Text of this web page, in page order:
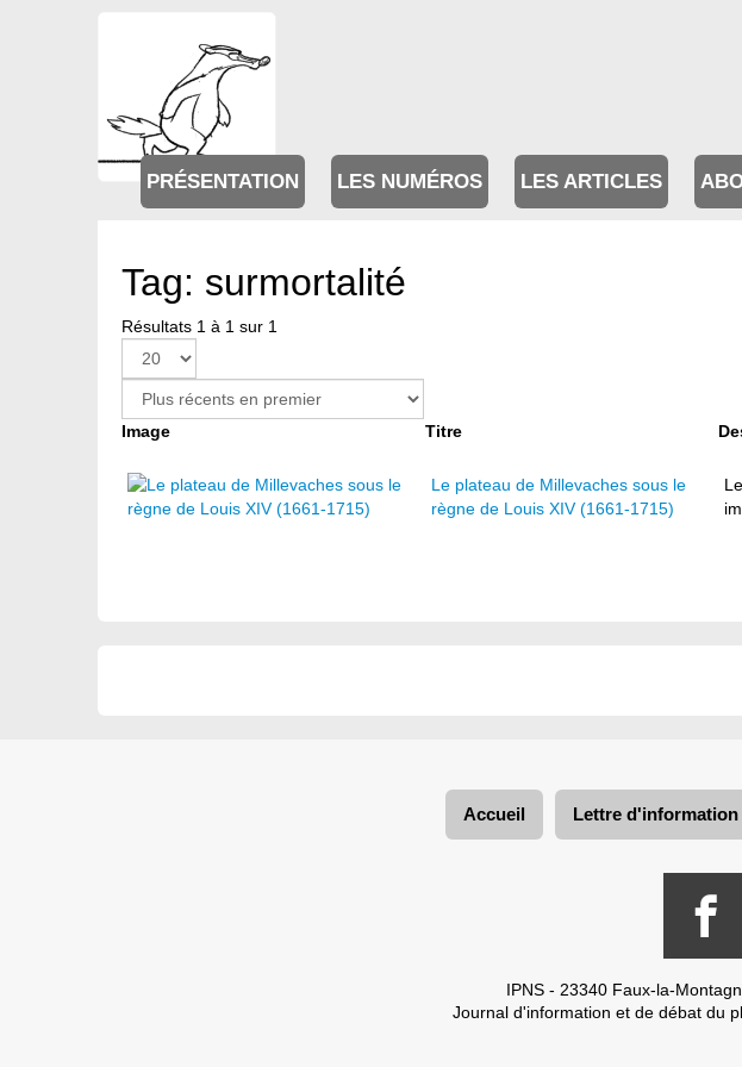
PRÉSENTATION LES NUMÉROS LES ARTICLES
Tag: surmortalité
Résultats 1 à 1 sur 1
Image Titre
Le plateau de Millevaches sous le
règne de Louis XIV (1661-1715)
Accueil Lettre d'information
IPNS - 23340 Faux-la-
Journal d'information et de débat du